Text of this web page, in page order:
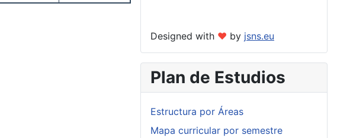
Designed with ❤ by jsns.eu
Plan de Estudios
Estructura por Áreas
Mapa curricular por semestre